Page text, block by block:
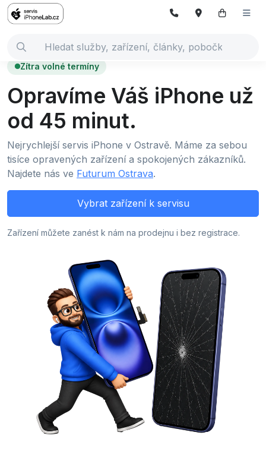
Zítra volné termíny
Opravíme Váš iPhone už
od 45 minut.
Nejrychlejší servis iPhone v Ostravě. Máme za sebou
tisíce opravených zařízení a spokojených zákazníků.
Najdete nás ve Futurum Ostrava.
Vybrat zařízení k servisu
Zařízení můžete zanést k nám na prodejnu i bez registrace.